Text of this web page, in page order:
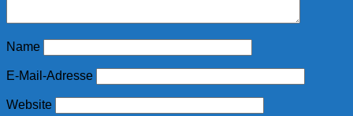
Name
E-Mail-Adresse
Website